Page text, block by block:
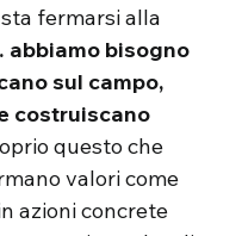
fermarsi alla
bisogno
sul campo,
costruiscano
questo che
valori come
azioni concrete